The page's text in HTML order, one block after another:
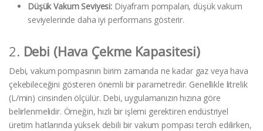
Düşük Vakum Seviyesi: Diyafram pompaları, düşük vakum
seviyelerinde daha iyi performans gösterir.
2. Debi (Hava Çekme Kapasitesi)
Debi, vakum pompasının birim zamanda ne kadar gaz veya hava
çekebileceğini gösteren önemli bir parametredir. Genellikle litrelik
(L/min) cinsinden ölçülür. Debi, uygulamanızın hızına göre
belirlenmelidir. Örneğin, hızlı bir işlemi gerektiren endüstriyel
üretim hatlarında yüksek debili bir vakum pompası tercih edilirken,